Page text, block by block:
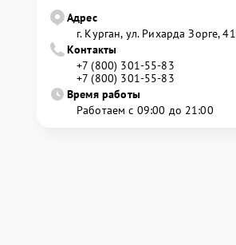
Адрес
г. Курган, ул. Рихарда Зорге, 41
Контакты
+7 (800) 301-55-83
+7 (800) 301-55-83
Время работы
Работаем с 09:00 до 21:00